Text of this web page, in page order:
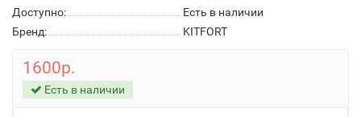
Доступно:
Есть в наличии
Бренд:
KITFORT
1600р.
Есть в наличии